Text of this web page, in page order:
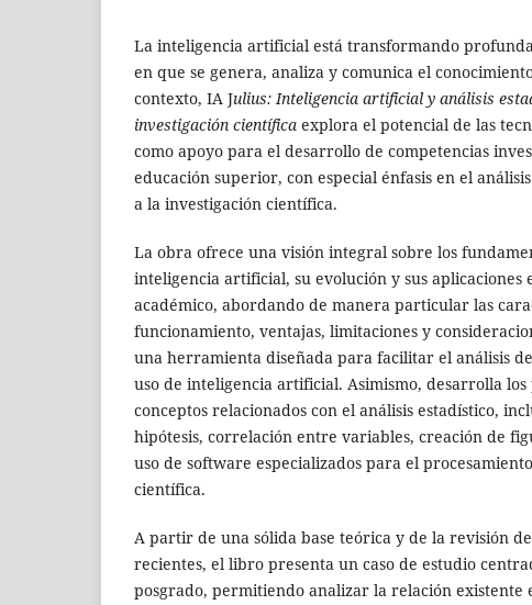
La inteligencia artificial está transformando
en que se genera, analiza y comunica el
contexto, IA Julius: Inteligencia artificial y análisis
investigación científica explora el potencial de las
como apoyo para el desarrollo de competencias
educación superior, con especial énfasis en el
a la investigación científica.
La obra ofrece una visión integral sobre los
inteligencia artificial, su evolución y sus aplicaciones
académico, abordando de manera particular las
funcionamiento, ventajas, limitaciones y
una herramienta diseñada para facilitar el análisis
uso de inteligencia artificial. Asimismo, desarrolla
conceptos relacionados con el análisis estadístico,
hipótesis, correlación entre variables, creación de
uso de software especializados para el
científica.
A partir de una sólida base teórica y de la revisión
recientes, el libro presenta un caso de estudio
posgrado, permitiendo analizar la relación existente